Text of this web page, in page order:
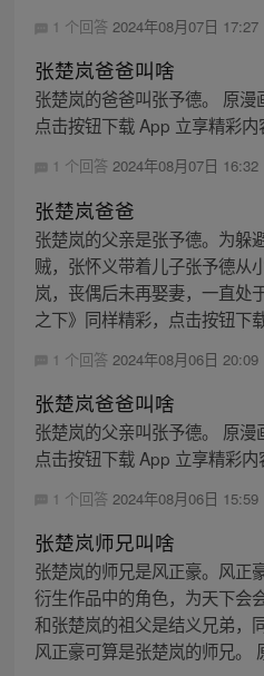
1 个回答 2024年08月07日 17:27
张楚岚爸爸叫啥
张楚岚的爸爸叫张予德。 原漫
点击按钮下载 App 立享精彩内
1 个回答 2024年08月07日 16:32
张楚岚爸爸
张楚岚的父亲是张予德。为躲
贼，张怀义带着儿子张予德从
岚，丧偶后未再娶妻，一直处
之下》同样精彩，点击按钮下
1 个回答 2024年08月06日 20:09
张楚岚爸爸叫啥
张楚岚的父亲叫张予德。 原漫
点击按钮下载 App 立享精彩内
1 个回答 2024年08月06日 15:59
张楚岚师兄叫啥
张楚岚的师兄是风正豪。风正
衍生作品中的角色，为天下会
和张楚岚的祖父是结义兄弟，
风正豪可算是张楚岚的师兄。